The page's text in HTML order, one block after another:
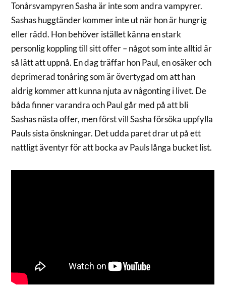
Tonårsvampyren Sasha är inte som andra vampyrer.
Sashas huggtänder kommer inte ut när hon är hungrig
eller rädd. Hon behöver istället känna en stark
personlig koppling till sitt offer – något som inte alltid är
så lätt att uppnå. En dag träffar hon Paul, en osäker och
deprimerad tonåring som är övertygad om att han
aldrig kommer att kunna njuta av någonting i livet. De
båda finner varandra och Paul går med på att bli
Sashas nästa offer, men först vill Sasha försöka uppfylla
Pauls sista önskningar. Det udda paret drar ut på ett
nattligt äventyr för att bocka av Pauls långa bucket list.